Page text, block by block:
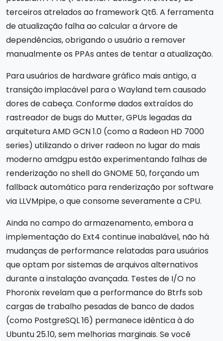
terceiros atrelados ao framework Qt6. A ferramenta
de atualização falha ao calcular a árvore de
dependências, obrigando o usuário a remover
manualmente os PPAs antes de tentar a atualização.
Para usuários de hardware gráfico mais antigo, a
transição implacável para o Wayland tem causado
dores de cabeça. Conforme dados extraídos do
rastreador de bugs do Mutter, GPUs legadas da
arquitetura AMD GCN 1.0 (como a Radeon HD 7000
series) utilizando o driver radeon no lugar do mais
moderno amdgpu estão experimentando falhas de
renderização no shell do GNOME 50, forçando um
fallback automático para renderização por software
via LLVMpipe, o que consome severamente a CPU.
Ainda no campo do armazenamento, embora a
implementação do Ext4 continue inabalável, não há
mudanças de performance relatadas para usuários
que optam por sistemas de arquivos alternativos
durante a instalação avançada. Testes de I/O no
Phoronix revelam que a performance do Btrfs sob
cargas de trabalho pesadas de banco de dados
(como PostgreSQL 16) permanece idêntica à do
Ubuntu 25.10, sem melhorias marginais. Se você